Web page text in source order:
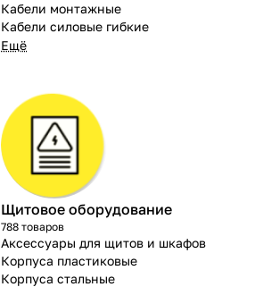
Кабели монтажные
Кабели силовые гибкие
Ещё
Щитовое оборудование
788 товаров
Аксессуары для щитов и шкафов
Корпуса пластиковые
Корпуса стальные